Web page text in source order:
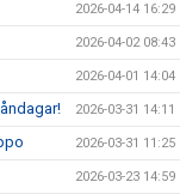
2026-04-14 16:29
2026-04-02 08:43
2026-04-01 14:04
2026-03-31 14:11
2026-03-31 11:25
2026-03-23 14:59